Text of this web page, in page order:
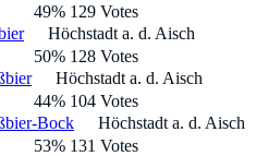
49% 129 Votes
Höchstadt a. d. Aisch
50% 128 Votes
Höchstadt a. d. Aisch
44% 104 Votes
Bock
Höchstadt a. d. Aisch
53% 131 Votes